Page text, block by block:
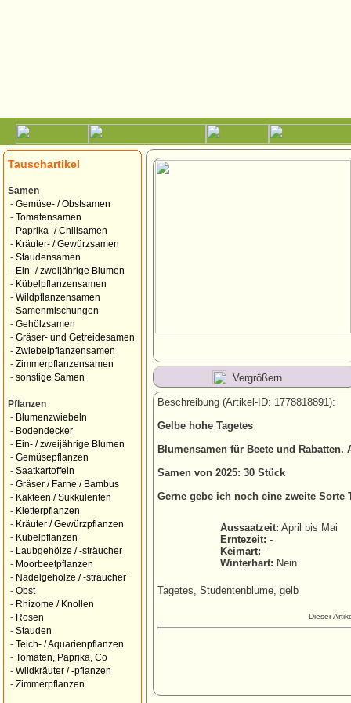
Tauschartikel
Samen
- Gemüse- / Obstsamen
- Tomatensamen
- Paprika- / Chilisamen
- Kräuter- / Gewürzsamen
- Staudensamen
- Ein- / zweijährige Blumen
- Kübelpflanzensamen
- Wildpflanzensamen
- Samenmischungen
- Gehölzsamen
- Gräser- und Getreidesamen
- Zwiebelpflanzensamen
- Zimmerpflanzensamen
- sonstige Samen
Pflanzen
- Blumenzwiebeln
- Bodendecker
- Ein- / zweijährige Blumen
- Gemüsepflanzen
- Saatkartoffeln
- Gräser / Farne / Bambus
- Kakteen / Sukkulenten
- Kletterpflanzen
- Kräuter / Gewürzpflanzen
- Kübelpflanzen
-
Laubgehölze / -sträucher
- Moorbeetpflanzen
- Nadelgehölze / -sträucher
- Obst
- Rhizome / Knollen
- Rosen
- Stauden
- Teich- / Aquarienpflanzen
- Tomaten, Paprika, Co
- Wildkräuter / -pflanzen
- Zimmerpflanzen
Vergrößern
Beschreibung (Artikel-ID: 1778818891):
Gelbe hohe Tagetes
Blumensamen für Beete und
Samen von 2025: 30 Stück
Gerne gebe ich noch eine zweite Sorte
Aussaatzeit: April bis Mai
Erntezeit: -
Keimart: -
Winterhart: Nein
Tagetes, Studentenblume, gelb
Dieser